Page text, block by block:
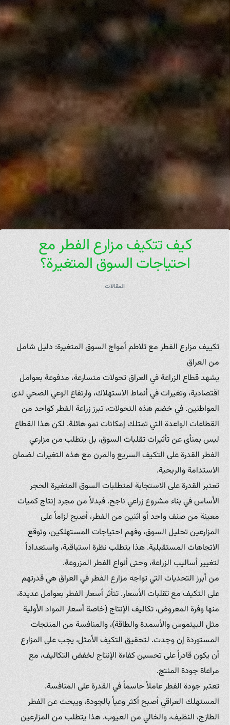
كيف تتكيف مزارع الفطر مع
احتياجات السوق المتغيرة؟
المقالات
تكييف مزارع الفطر مع تلاطم أمواج السوق المتغيرة: دليل شامل
من العراق
يشهد قطاع الزراعة في العراق تحولات متسارعة، مدفوعة بعوامل
اقتصادية، وتغيرات في أنماط الاستهلاك، وارتفاع الوعي الصحي لدى
المواطنين. في خضم هذه التحولات، تبرز زراعة الفطر كواحد من
القطاعات الواعدة التي تمتلك إمكانات نمو هائلة. لكن هذا القطاع
ليس بمنأى عن تأثيرات تقلبات السوق، بل يتطلب من مزارعي
الفطر القدرة على التكيف السريع والمرن مع هذه التغيرات لضمان
الاستدامة والربحية.
تعتبر القدرة على الاستجابة لمتطلبات السوق المتغيرة الحجر
الأساس في بناء مشروع زراعي ناجح. فبدلاً من مجرد إنتاج كميات
معينة من صنف واحد أو اثنين من الفطر، أصبح لزاماً على
المزارعين تحليل السوق، وفهم احتياجات المستهلكين، وتوقع
الاتجاهات المستقبلية. هذا يتطلب نظرة استباقية، واستعداداً
لتغيير أساليب الزراعة، وحتى أنواع الفطر المزروعة.
من أبرز التحديات التي تواجه مزارع الفطر في العراق هي قدرتهم
على التكيف مع تقلبات الأسعار. تتأثر أسعار الفطر بعوامل عديدة،
منها وفرة المعروض، تكاليف الإنتاج (خاصة أسعار المواد الأولية
مثل البيتموس والأسمدة والطاقة)، والمنافسة من المنتجات
المستوردة إن وجدت. لتحقيق التكيف الأمثل، يجب على المزارع
أن يكون قادراً على تحسين كفاءة الإنتاج لخفض التكاليف، مع
مراعاة جودة المنتج.
تعتبر جودة الفطر عاملاً حاسماً في القدرة على المنافسة.
المستهلك العراقي أصبح أكثر وعياً بالجودة، ويبحث عن الفطر
الطازج، النظيف، والخالي من العيوب. هذا يتطلب من المزارعين